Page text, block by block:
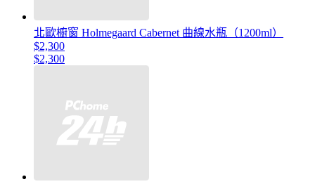
北歐櫥窗 Holmegaard Cabernet 曲線水瓶（1200ml）
$2,300
$2,300